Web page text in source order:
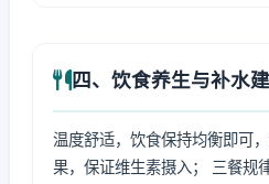
四、饮食养生与补水
温度舒适，饮食保持均衡即可
果，保证维生素摄入； 三餐规